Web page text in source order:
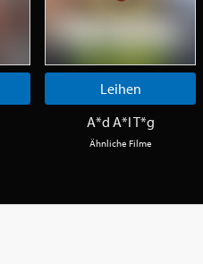
Leihen
A*d A*l T*g
Ähnliche Filme